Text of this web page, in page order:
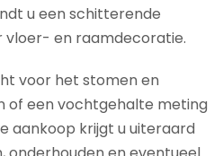
u een schitterende
vloer- en raamdecoratie.
voor het stomen en
of een vochtgehalte meting
aankoop krijgt u uiteraard